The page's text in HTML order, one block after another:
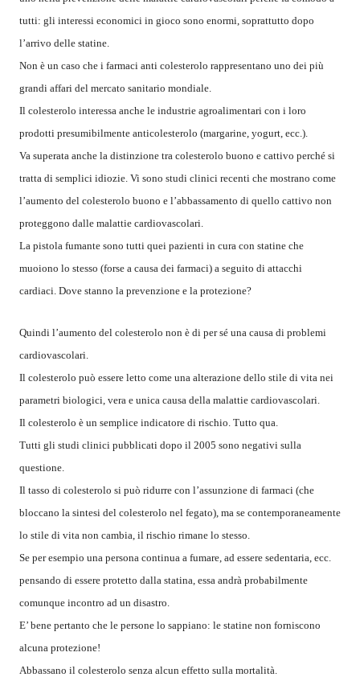
tutti: gli interessi economici in gioco sono enormi, soprattutto dopo
l’arrivo delle statine.
Non è un caso che i farmaci anti colesterolo rappresentano uno dei più
grandi affari del mercato sanitario mondiale.
Il colesterolo interessa anche le industrie agroalimentari con i loro
prodotti presumibilmente anticolesterolo (margarine, yogurt, ecc.).
Va superata anche la distinzione tra colesterolo buono e cattivo perché si
tratta di semplici idiozie. Vi sono studi clinici recenti che mostrano come
l’aumento del colesterolo buono e l’abbassamento di quello cattivo non
proteggono dalle malattie cardiovascolari.
La pistola fumante sono tutti quei pazienti in cura con statine che
muoiono lo stesso (forse a causa dei farmaci) a seguito di attacchi
cardiaci. Dove stanno la prevenzione e la protezione?
Quindi l’aumento del colesterolo non è di per sé una causa di problemi
cardiovascolari.
Il colesterolo può essere letto come una alterazione dello stile di vita nei
parametri biologici, vera e unica causa della malattie cardiovascolari.
Il colesterolo è un semplice indicatore di rischio. Tutto qua.
Tutti gli studi clinici pubblicati dopo il 2005 sono negativi sulla
questione.
Il tasso di colesterolo si può ridurre con l’assunzione di farmaci (che
bloccano la sintesi del colesterolo nel fegato), ma se contemporaneamente
lo stile di vita non cambia, il rischio rimane lo stesso.
Se per esempio una persona continua a fumare, ad essere sedentaria, ecc.
pensando di essere protetto dalla statina, essa andrà probabilmente
comunque incontro ad un disastro.
E’ bene pertanto che le persone lo sappiano: le statine non forniscono
alcuna protezione!
Abbassano il colesterolo senza alcun effetto sulla mortalità.